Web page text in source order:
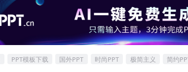
PPT模板下载 国外PPT 时尚PPT 极简主义 简约